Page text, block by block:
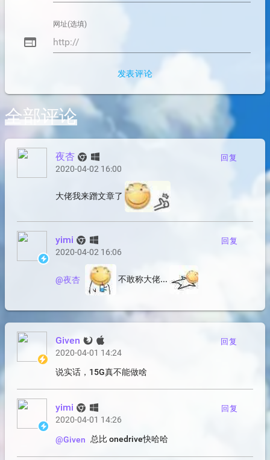
web
网址(选填)
发表评论
全部评论
夜杏
2020-04-02 16:00
回复
大佬我来蹭文章了
yimi
2020-04-02 16:06
回复
@夜杏 不敢称大佬...
Given
2020-04-01 14:24
回复
说实话，15G真不能做啥
yimi
2020-04-01 14:26
回复
@Given 总比 onedrive快哈哈